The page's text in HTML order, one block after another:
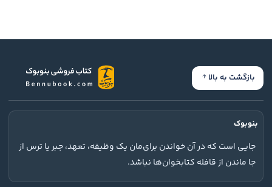
بازگشت به بالا
بنوبوک
جایی است که در آن خواندن برای‌مان یک وظیفه، تعهد، جبر یا ترس از
جا ماندن از قافله کتابخوان‌ها نباشد.